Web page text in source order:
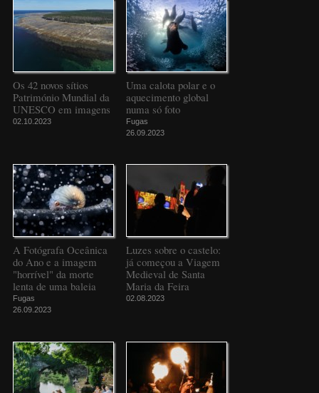
Os 42 novos sítios
Património Mundial da
UNESCO em imagens
02.10.2023
Uma calota polar e o
aquecimento global
numa só foto
Fugas
26.09.2023
A Fotógrafa Oceânica
do Ano e a imagem
"horrível" da morte
lenta de uma baleia
Fugas
26.09.2023
Luzes sobre o castelo:
já começou a Viagem
Medieval de Santa
Maria da Feira
02.08.2023